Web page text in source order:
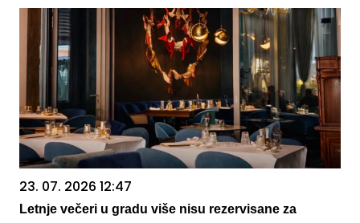
23. 07. 2026 12:47
Letnje večeri u gradu više nisu rezervisane za